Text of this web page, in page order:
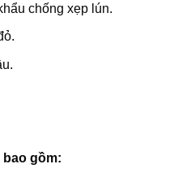
chống xẹp lún.
bao gồm: